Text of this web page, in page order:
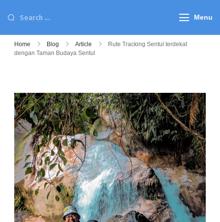
Menu
Home Blog Article
Rute Tracking Sentul terdekat
dengan Taman Budaya Sentul